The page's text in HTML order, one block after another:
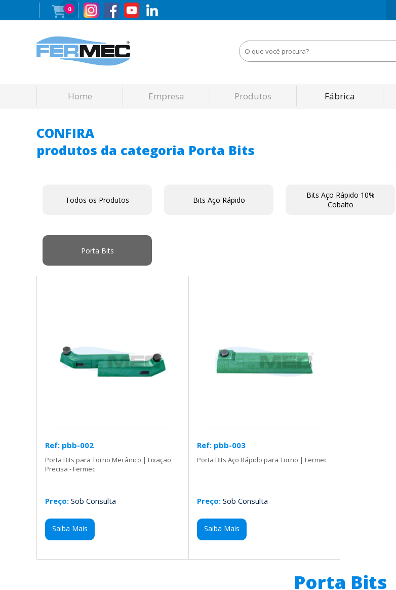
0
Home Empresa Produtos Fábrica
CONFIRA
produtos da categoria Porta Bits
Todos os Produtos Bits Aço Rápido
Bits Aço Rápido 10%
Cobalto
Porta Bits
Ref: pbb-002
Porta Bits para Torno Mecânico | Fixação
Precisa - Fermec
Preço: Sob Consulta
Saiba Mais
Ref: pbb-003
Porta Bits Aço Rápido para Torno | Fermec
Preço: Sob Consulta
Saiba Mais
Porta Bits